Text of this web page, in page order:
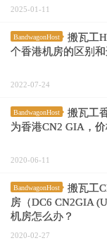
2025-01-11
BandwagonHost
搬瓦工
个香港机房的区别
2022-07-24
BandwagonHost
搬瓦工
为香港CN2 GIA，
2020-06-11
BandwagonHost
搬瓦工
房（DC6 CN2GIA
机房怎么办？
2020-02-27